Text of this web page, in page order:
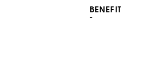
BENEFIT
-